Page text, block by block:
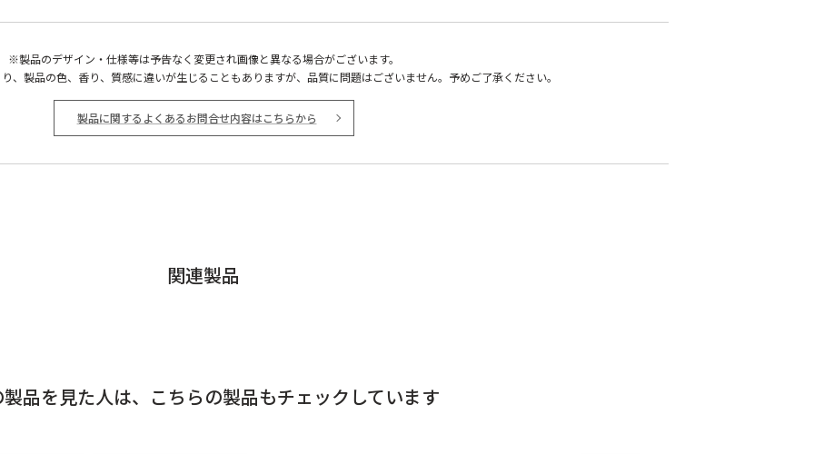
※製品のデザイン・仕様等は予告なく変更され画像と異なる場合がございます。
、製品の色、香り、質感に違いが生じることもありますが、品質に問題はございません。予めご了承ください。
製品に関するよくあるお問合せ内容はこちらから
関連製品
品を見た人は、 こちらの製品もチェックしています